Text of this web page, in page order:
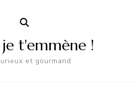
t'emmène !
et gourmand